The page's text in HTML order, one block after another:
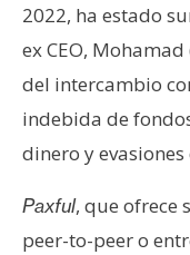
l
i
c
i
d
a
2022, ha estado
ex CEO,
del intercambio
indebida de
dinero y
Paxful, que ofrece
peer-to-peer o